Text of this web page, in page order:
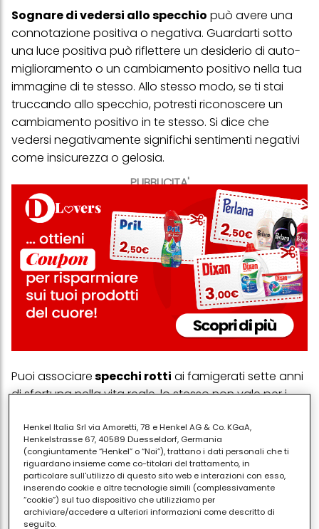
PUBBLICITA'
Sognare di vedersi allo specchio può avere una
connotazione positiva o negativa. Guardarti sotto
una luce positiva può riflettere un desiderio di auto-
miglioramento o un cambiamento positivo nella tua
immagine di te stesso. Allo stesso modo, se ti stai
truccando allo specchio, potresti riconoscere un
cambiamento positivo in te stesso. Si dice che
vedersi negativamente significhi sentimenti negativi
come insicurezza o gelosia.
Puoi associarespecchi rotti ai famigerati sette anni
di sfortuna nella vita reale, lo stesso non vale per i
di lasciar andare i pensieri negativi su te stesso o
sulle tue abitudini poco desiderabili, nonché
un'immagine distorta di te stesso.
Quando guardi in unospecchio appannato,
noterai che non riesci a vedere molto bene il tuo
Henkel Italia Srl via Amoretti, 78 e Henkel AG & Co. KGaA,
Henkelstrasse 67, 40589 Duesseldorf, Germania
(congiuntamente “Henkel” o “Noi”), trattano i dati personali che ti
riguardano insieme come co-titolari del trattamento, in
particolare sull'utilizzo di questo sito web e interazioni con esso,
inserendo cookie e altre tecnologie simili (complessivamente
“cookie”) sul tuo dispositivo che utilizziamo per
archiviare/accedere a ulteriori informazioni come descritto di
seguito.